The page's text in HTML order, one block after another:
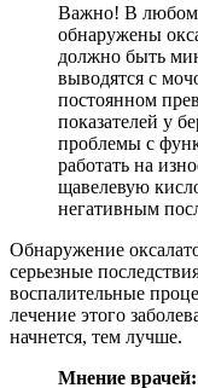
Важно! В любом
обнаружены
должно быть
выводятся с
постоянном
показателей у
проблемы с
работать на
щавелевую
негативным
Обнаружение
серьезные
воспалительные
лечение этого
начнется, тем лучше.
Мнение врачей: